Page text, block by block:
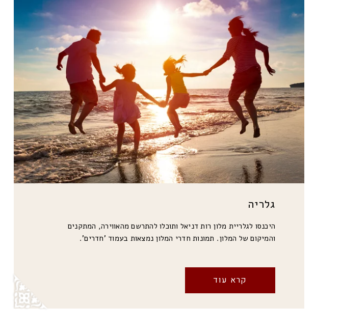
גלריה
היכנסו לגלריית מלון רות דניאל ותוכלו להתרשם מהאווירה, המתקנים
והמיקום של המלון. תמונות חדרי המלון נמצאות בעמוד 'חדרים'.
קרא עוד